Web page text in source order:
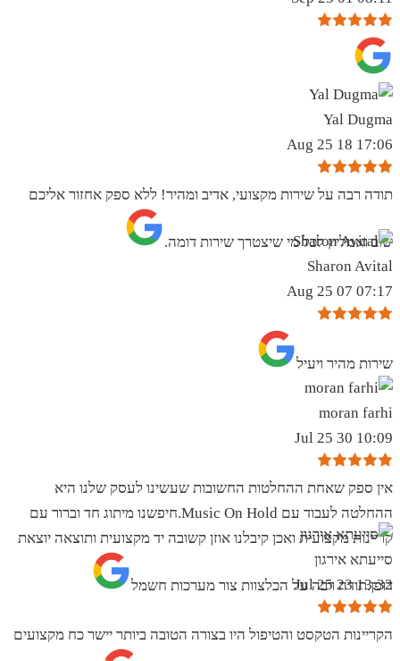
Yal Dugma
17:06 18 Aug 25
תודה רבה על שירות מקצועי, אדיב ומהיר! ללא ספק אחזור אליכם
שוב ואמליץ לכל מי שיצטרך שירות דומה.
Sharon Avital
07:17 07 Aug 25
שירות מהיר ויעיל
moran farhi
10:09 30 Jul 25
אין ספק שאחת ההחלטות החשובות שעשינו לעסק שלנו היא
ההחלטה לעבוד עם Music On Hold.חיפשנו מיתוג חד וברור עם
קריינות מקצועית ואכן קיבלנו אוזן קשובה יד מקצועית ותוצאה יוצאת
דופן.תודה רבה על הכלצוות צור מערכות חשמל
סייעתא אירגון
13:32 23 Jul 25
הקריינות הטקסט והטיפול היו בצורה הטובה ביותר יישר כח מקצועים